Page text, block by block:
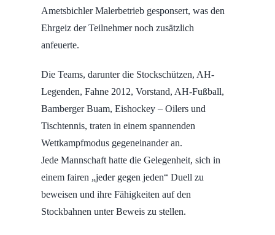
Ametsbichler Malerbetrieb gesponsert, was den
Ehrgeiz der Teilnehmer noch zusätzlich
anfeuerte.
Die Teams, darunter die Stockschützen, AH-
Legenden, Fahne 2012, Vorstand, AH-Fußball,
Bamberger Buam, Eishockey – Oilers und
Tischtennis, traten in einem spannenden
Wettkampfmodus gegeneinander an.
Jede Mannschaft hatte die Gelegenheit, sich in
einem fairen „jeder gegen jeden“ Duell zu
beweisen und ihre Fähigkeiten auf den
Stockbahnen unter Beweis zu stellen.